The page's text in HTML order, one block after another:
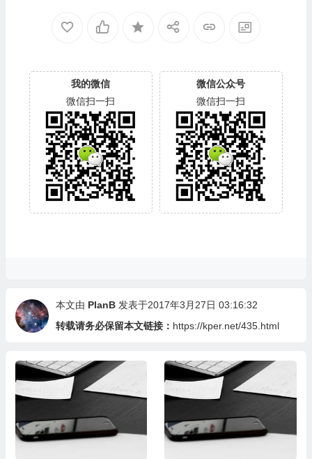
我的微信
微信扫一扫
微信公众号
微信扫一扫
本文由 PlanB 发表于2017年3月27日 03:16:32
转载请务必保留本文链接： https://kper.net/435.html